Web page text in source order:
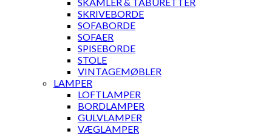
SKRIVEBORDE
SOFABORDE
SOFAER
SPISEBORDE
STOLE
VINTAGEMØBLER
LAMPER
LOFTLAMPER
BORDLAMPER
GULVLAMPER
VÆGLAMPER